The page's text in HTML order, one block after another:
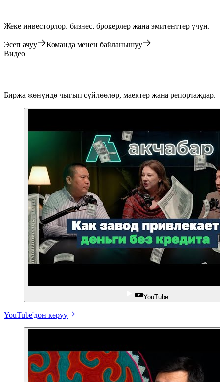
Жеке инвесторлор, бизнес, брокерлер жана эмитенттер үчүн.
Эсеп ачуу
Команда менен байланышуу
Видео
Биржа жөнүндө чыгып сүйлөөлөр, маектер жана репортаждар.
YouTube
YouTube'дон көрүү